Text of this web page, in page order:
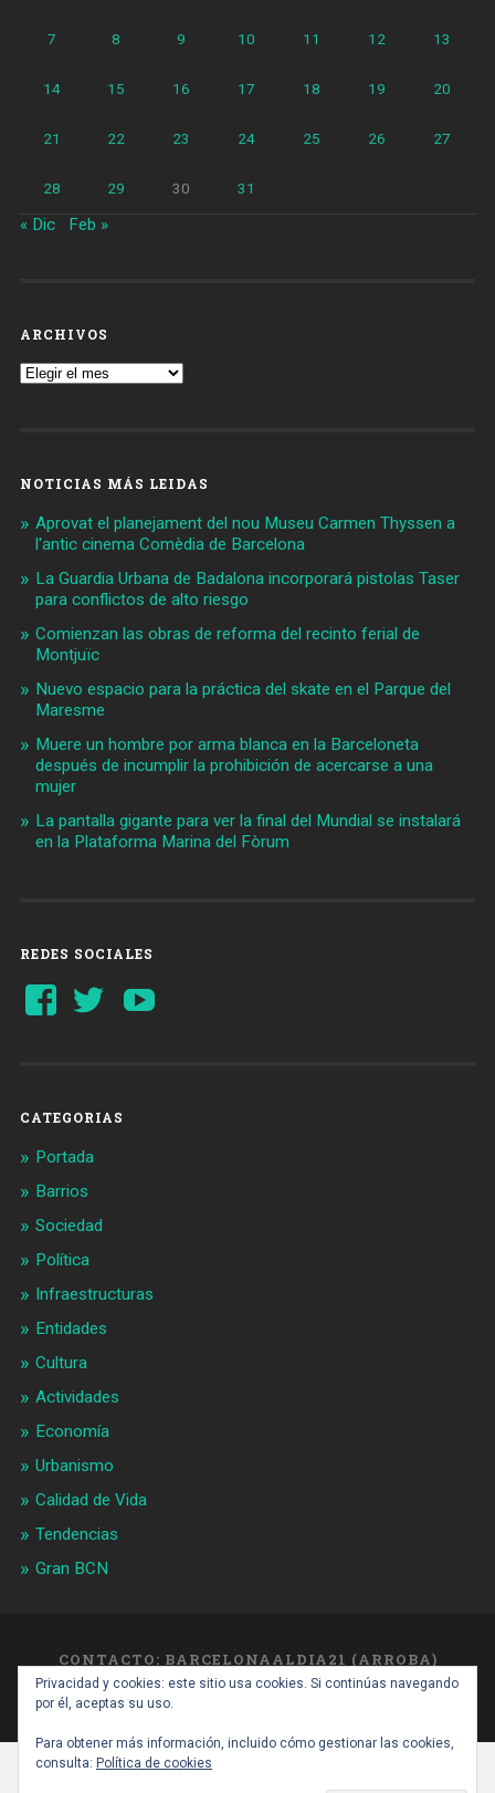
7 8 9 10 11 12 13
14 15 16 17 18 19 20
21 22 23 24 25 26 27
28 29 30 31
« Dic Feb »
ARCHIVOS
Archivos
NOTICIAS MÁS LEIDAS
Aprovat el planejament del nou Museu Carmen Thyssen a
l'antic cinema Comèdia de Barcelona
La Guardia Urbana de Badalona incorporará pistolas Taser
para conflictos de alto riesgo
Comienzan las obras de reforma del recinto ferial de
Montjuïc
Nuevo espacio para la práctica del skate en el Parque del
Maresme
Muere un hombre por arma blanca en la Barceloneta
después de incumplir la prohibición de acercarse a una
mujer
La pantalla gigante para ver la final del Mundial se instalará
en la Plataforma Marina del Fòrum
REDES SOCIALES
Ver
perfil
Ver
perfil
CATEGORIAS
Portada
Barrios
Sociedad
Política
Infraestructuras
Entidades
Cultura
Actividades
Economía
Urbanismo
Calidad de Vida
Tendencias
Gran BCN
CONTACTO: BARCELONAALDIA21 (ARROBA)
GMAIL.COM
Privacidad y cookies: este sitio usa cookies. Si continúas navegando
por él, aceptas su uso.
Para obtener más información, incluido cómo gestionar las cookies,
consulta: Política de cookies